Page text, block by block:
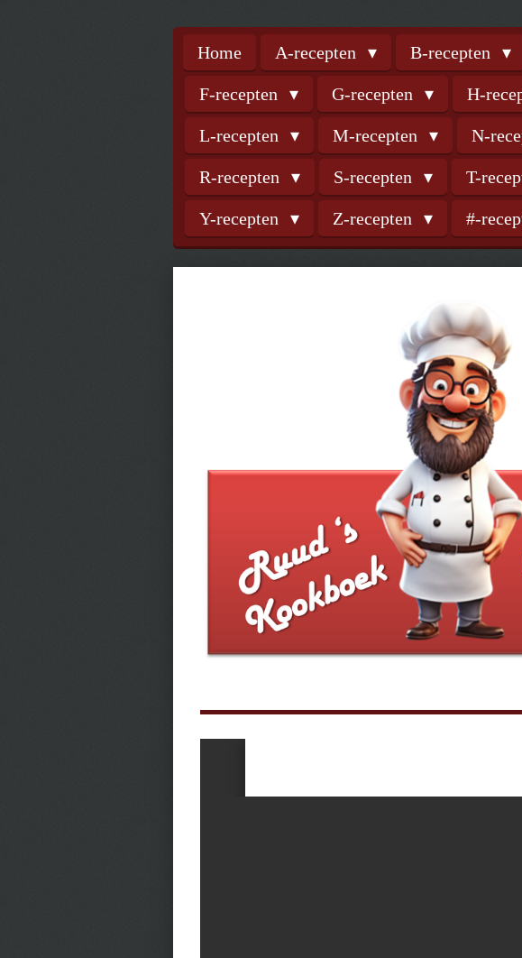
Home A-recepten B-recepten
F-recepten G-recepten H-
L-recepten M-recepten N-
R-recepten S-recepten T-
Y-recepten Z-recepten #-